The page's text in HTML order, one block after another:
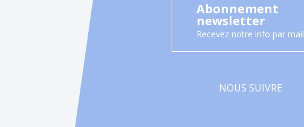
Abonnement
newsletter
Recevez notre info par mail
NOUS SUIVRE